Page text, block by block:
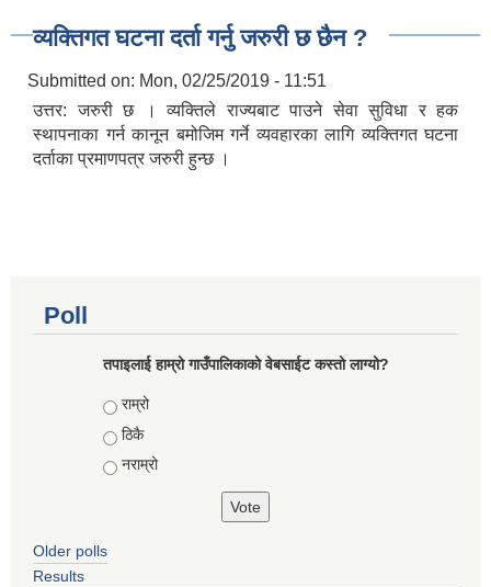
व्यक्तिगत घटना दर्ता गर्नु जरुरी छ छैन ?
Submitted on: Mon, 02/25/2019 - 11:51
उत्तर: जरुरी छ । व्यक्तिले राज्यबाट पाउने सेवा सुविधा र हक
स्थापनाका गर्न कानून बमोजिम गर्ने व्यवहारका लागि व्यक्तिगत घटना
दर्ताका प्रमाणपत्र जरुरी हुन्छ ।
Poll
तपाइलाई हाम्रो गाउँपालिकाको वेबसाईट कस्तो लाग्यो?
Choices
राम्रो
ठिकै
नराम्रो
Older polls
Results